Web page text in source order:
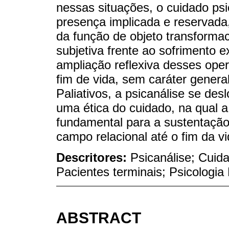
nessas situações, o cuidado
presença implicada e
da função de objeto
subjetiva frente ao sofrimento
ampliação reflexiva desses
fim de vida, sem caráter
Paliativos, a psicanálise se
uma ética do cuidado, na qual
fundamental para a
campo relacional até o fim da
Descritores: Psicanálise;
Pacientes terminais; Psicologia
ABSTRACT